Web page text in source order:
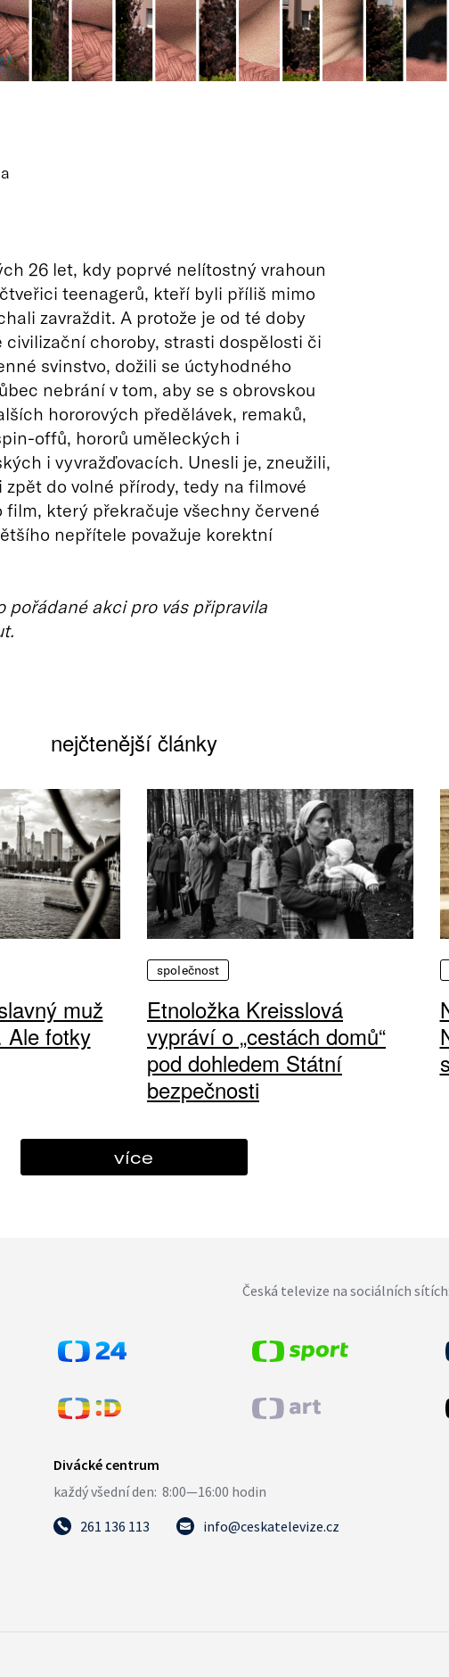
26 let, kdy poprvé nelítostný vrahoun
teenagerů, kteří byli příliš mimo
zavraždit. A protože je od té doby
civilizační choroby, strasti dospělosti či
svinstvo, dožili se úctyhodného
nebrání v tom, aby se s obrovskou
hororových předělávek, remaků,
offů, hororů uměleckých i
i vyvražďovacích. Unesli je, zneužili,
do volné přírody, tedy na filmové
film, který překračuje všechny červené
nepřítele považuje korektní
pořádané akci pro vás připravila
nejčtenější články
muž
Ale fotky
společnost
Etnoložka Kreisslová
vypráví o „cestách domů“
pod dohledem Státní
bezpečnosti
více
Česká televize na sociálních sítích:
261 136 113 info@ceskatelevize.cz